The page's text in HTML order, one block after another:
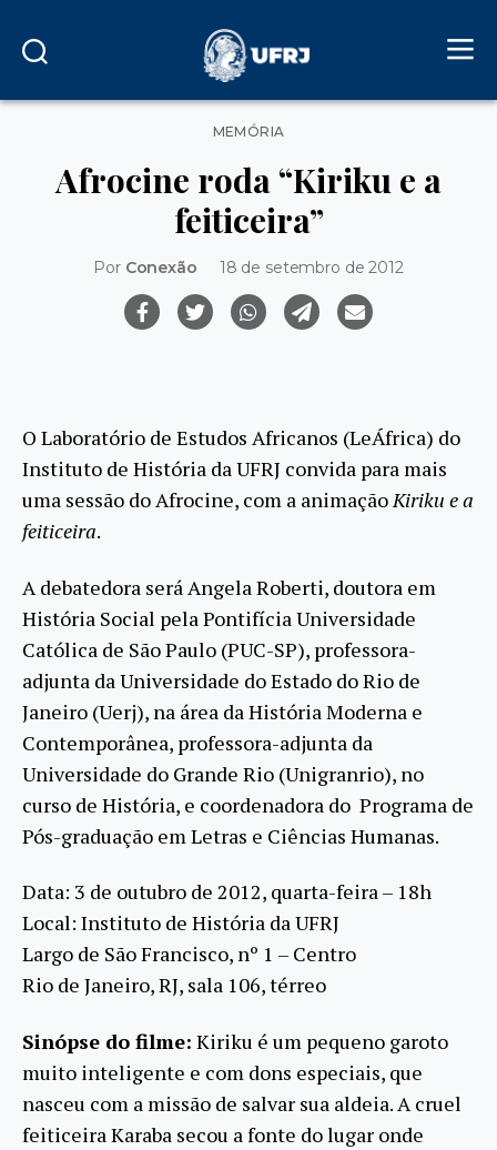
Categorias
MEMÓRIA
Afrocine roda “Kiriku e a
feiticeira”
Por Conexão 18 de setembro de 2012
O Laboratório de Estudos Africanos (LeÁfrica) do
Instituto de História da UFRJ convida para mais
uma sessão do Afrocine, com a animaçãoKiriku e a
feiticeira.
A debatedora será Angela Roberti, doutora em
História Social pela Pontifícia Universidade
Católica de São Paulo (PUC-SP), professora-
adjunta da Universidade do Estado do Rio de
Janeiro (Uerj), na área da História Moderna e
Contemporânea, professora-adjunta da
Universidade do Grande Rio (Unigranrio), no
curso de História, e coordenadora do Programa de
Pós-graduação em Letras e Ciências Humanas.
Data: 3 de outubro de 2012, quarta-feira – 18h
Local: Instituto de História da UFRJ
Largo de São Francisco, nº 1 – Centro
Rio de Janeiro, RJ, sala 106, térreo
Sinópse do filme: Kiriku é um pequeno garoto
muito inteligente e com dons especiais, que
nasceu com a missão de salvar sua aldeia. A cruel
feiticeira Karaba secou a fonte do lugar onde